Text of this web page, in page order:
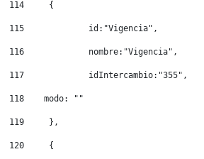
114
	{
115
		id:"Vigencia",
116
		nombre:"Vigencia",
117
		idIntercambio:"355",
118
    modo: ""
119
	},
120
	{